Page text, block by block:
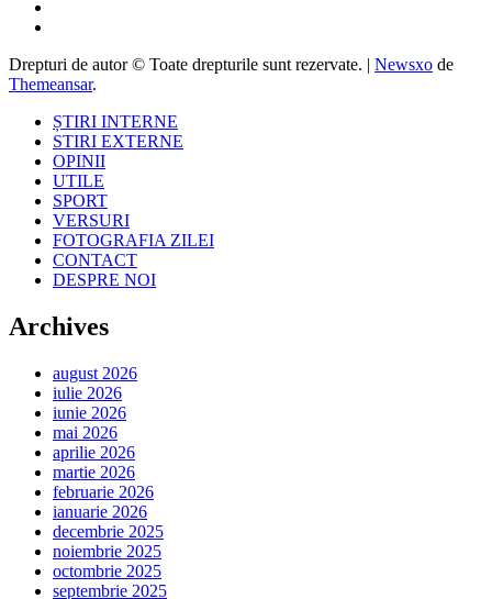
Drepturi de autor © Toate drepturile sunt rezervate. | Newsxo de
Themeansar.
ȘTIRI INTERNE
STIRI EXTERNE
OPINII
UTILE
SPORT
VERSURI
FOTOGRAFIA ZILEI
CONTACT
DESPRE NOI
Archives
august 2026
iulie 2026
iunie 2026
mai 2026
aprilie 2026
martie 2026
februarie 2026
ianuarie 2026
decembrie 2025
noiembrie 2025
octombrie 2025
septembrie 2025